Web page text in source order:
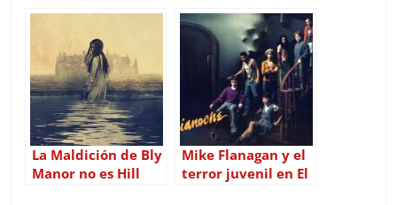
Casa Usher
La Maldición de Bly
Manor no es Hill
Mike Flanagan y el
terror juvenil en El